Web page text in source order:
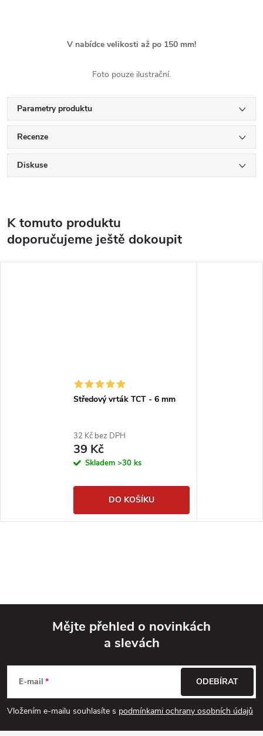
V nabídce velikosti až po 150 mm!
Foto pouze ilustrační.
Parametry produktu
Recenze
Diskuse
K tomuto produktu
doporučujeme ještě dokoupit
Středový vrták TCT - 6 mm
32 Kč bez DPH
39 Kč
Skladem >30 ks
DO KOŠÍKU
p
Mějte přehled o novinkách
a slevách
E-mail
Vložením e-mailu souhlasíte s podmínkami ochrany osobních údajů
ODEBÍRAT